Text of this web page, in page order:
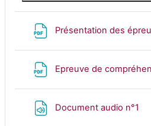
Présentation des
Epreuve de
Document audio n°1